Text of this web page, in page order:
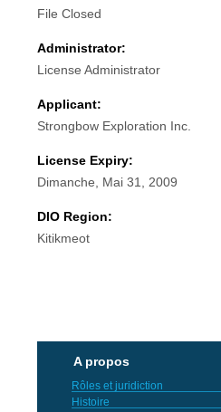
File Closed
Administrator:
License Administrator
Applicant:
Strongbow Exploration Inc.
License Expiry:
Dimanche, Mai 31, 2009
DIO Region:
Kitikmeot
A propos
Rôles et juridiction
Histoire